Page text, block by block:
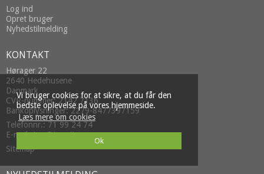
Vi bruger cookies for at sikre, at du får den
bedste oplevelse på vores hjemmeside.
Læs mere om cookies
Ok
Log ind
Opret bruger
Nyhedstilmelding
KONTAKT
Hørager 22
2640 Hedehusene
Danmark
CVR-nummer: 2142 7136
Bankoplysninger: 2279-8477397159
Telefonnr.: 71 99 24 74
E-mail:
Sitemap